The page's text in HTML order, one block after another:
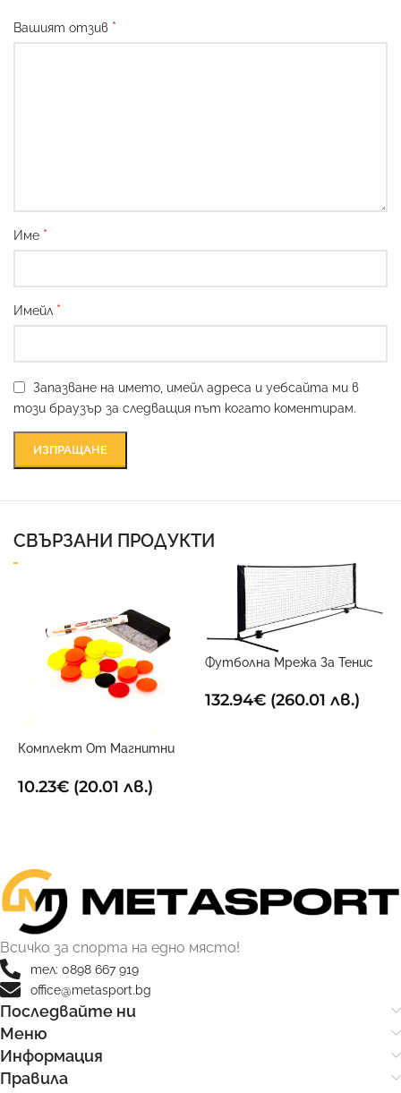
Вашият отзив *
Име *
Имейл *
Запазване на името, имейл адреса и уебсайта ми в
този браузър за следващия път когато коментирам.
СВЪРЗАНИ ПРОДУКТИ
Комплект От Магнитни
10.23€ (20.01 лв.)
Футболна Мрежа За Тенис
132.94€(260.01 лв.)
Всичко за спорта на едно място!
тел: 0898 667 919
office@metasport.bg
Последвайте ни
Меню
Информация
Правила